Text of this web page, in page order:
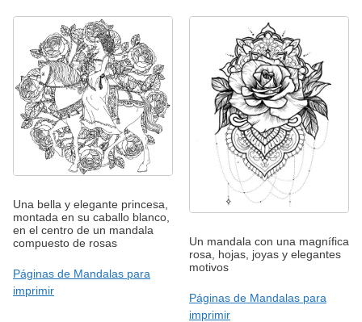
Una bella y elegante princesa,
montada en su caballo blanco,
en el centro de un mandala
compuesto de rosas
Páginas de Mandalas para
imprimir
Un mandala con una magnífica
rosa, hojas, joyas y elegantes
motivos
Páginas de Mandalas para
imprimir